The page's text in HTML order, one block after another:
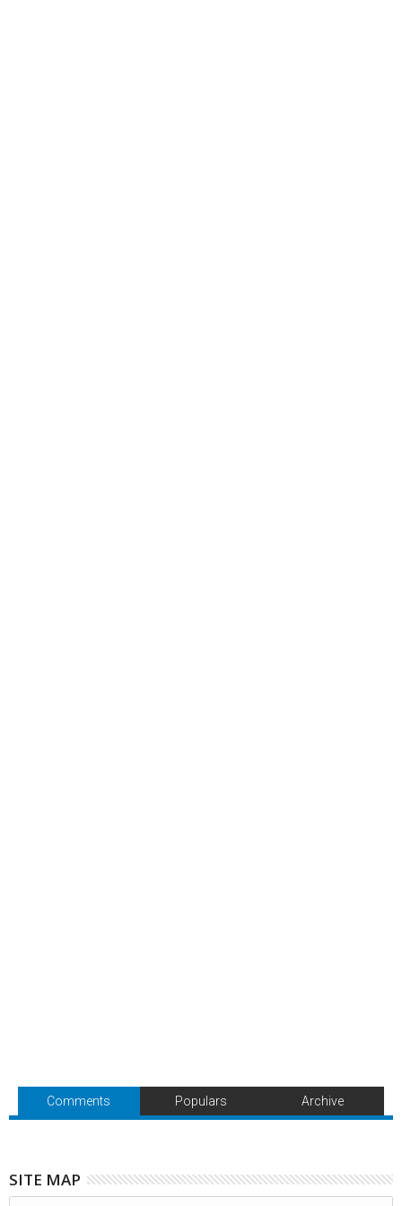
Comments Populars Archive
SITE MAP